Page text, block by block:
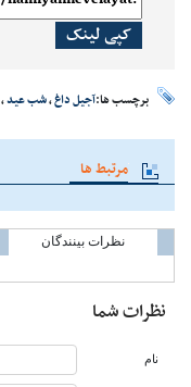
کپی لینک
برچسب ها:آجیل داغ،شب عید،
مرتبط ها
نظرات بینندگان
نظرات شما
نام